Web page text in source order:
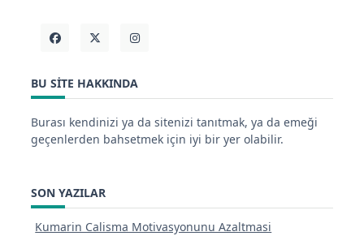
BU SITE HAKKINDA
Burası kendinizi ya da sitenizi tanıtmak, ya da emeği
geçenlerden bahsetmek için iyi bir yer olabilir.
SON YAZILAR
Kumarin Calisma Motivasyonunu Azaltmasi